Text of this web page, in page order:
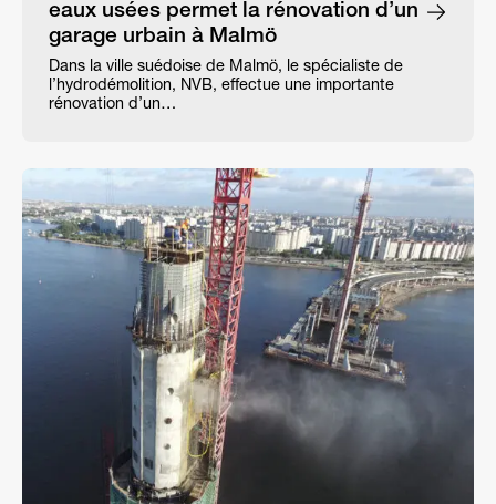
eaux usées permet la rénovation d’un
garage urbain à Malmö
Dans la ville suédoise de Malmö, le spécialiste de
l’hydrodémolition, NVB, effectue une importante
rénovation d’un…